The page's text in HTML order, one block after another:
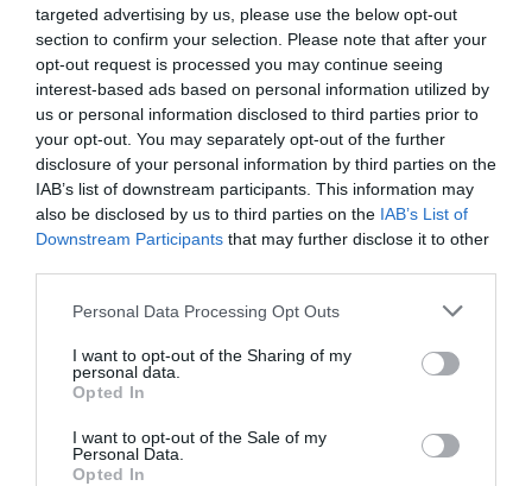
targeted advertising by us, please use the below opt-out
section to confirm your selection. Please note that after your
opt-out request is processed you may continue seeing
interest-based ads based on personal information utilized by
us or personal information disclosed to third parties prior to
your opt-out. You may separately opt-out of the further
disclosure of your personal information by third parties on the
IAB’s list of downstream participants. This information may
also be disclosed by us to third parties on the IAB’s List of
Downstream Participants that may further disclose it to other
Please note that this website/app uses one or more Google
not limited to your visit or usage behaviour. You may click to
grant or deny consent to Google and its third-party tags to
use your data for below specified purposes in below Google
consent section.
Personal Data Processing Opt Outs
I want to opt-out of the Sharing of my
personal data.
Opted In
I want to opt-out of the Sale of my
Personal Data.
Opted In
Bonaccini e il mito delle barricate di Parma: quando
l’antifascismo copia il fascismo